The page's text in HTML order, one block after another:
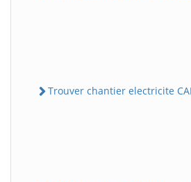
Trouver chantier electricite